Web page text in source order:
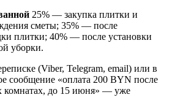
25% — закупка плитки и
сметы; 35% — после
плитки; 40% — после установки
уборки.
(Viber, Telegram, email) или в
сообщение «оплата 200 BYN после
комнатах, до 15 июня» — уже